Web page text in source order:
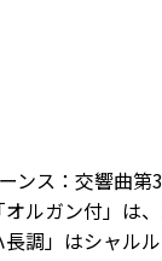
ーンス：交響曲
オルガン付」は
長調」はシャル